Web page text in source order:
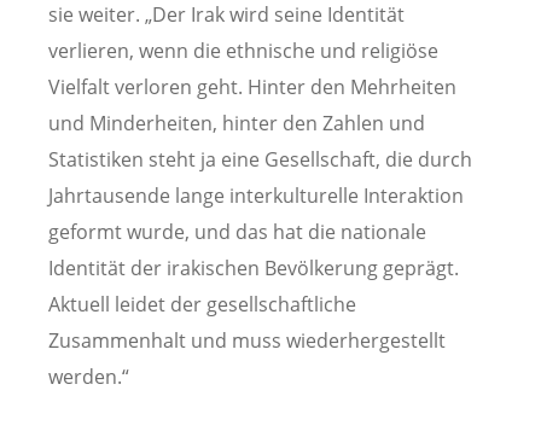
sie weiter. „Der Irak wird seine Identität
verlieren, wenn die ethnische und religiöse
Vielfalt verloren geht. Hinter den Mehrheiten
und Minderheiten, hinter den Zahlen und
Statistiken steht ja eine Gesellschaft, die durch
Jahrtausende lange interkulturelle Interaktion
geformt wurde, und das hat die nationale
Identität der irakischen Bevölkerung geprägt.
Aktuell leidet der gesellschaftliche
Zusammenhalt und muss wiederhergestellt
werden.“